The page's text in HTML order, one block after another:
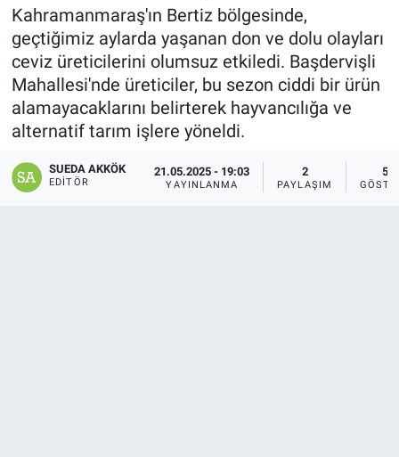
Kahramanmaraş'ın Bertiz bölgesinde,
geçtiğimiz aylarda yaşanan don ve dolu olayları
ceviz üreticilerini olumsuz etkiledi. Başdervişli
Mahallesi'nde üreticiler, bu sezon ciddi bir ürün
alamayacaklarını belirterek hayvancılığa ve
alternatif tarım işlere yöneldi.
SUEDA AKKÖK
EDITÖR
21.05.2025 - 19:03
YAYINLANMA
2
PAYLAŞIM
50
DÜNYA
EKONOMİ
SİYASET
Son Dakika Haberleri
Haber Arşivi